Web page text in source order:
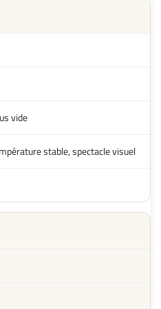
vide
stable, spectacle visuel